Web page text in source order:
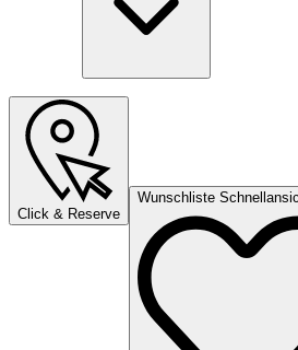
Click & Reserve
Wunschliste